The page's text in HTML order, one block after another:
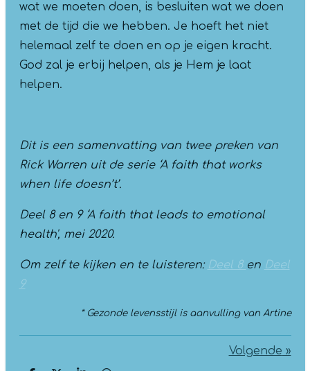
wat we moeten doen, is besluiten wat we doen
met de tijd die we hebben. Je hoeft het niet
helemaal zelf te doen en op je eigen kracht.
God zal je erbij helpen, als je Hem je laat
helpen.
Dit is een samenvatting van twee preken van
Rick Warren uit de serie ‘A faith that works
when life doesn’t’.
Deel 8 en 9 ‘A faith that leads to emotional
health', mei 2020.
Om zelf te kijken en te luisteren: Deel 8 en Deel
9
*Gezonde levensstijl is aanvulling van Artine
Volgende »